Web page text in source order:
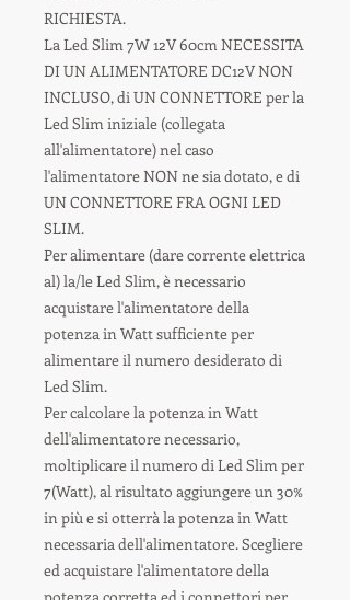
RICHIESTA.
La Led Slim 7W 12V 60cm NECESSITA
DI UN ALIMENTATORE DC12V NON
INCLUSO, di UN CONNETTORE per la
Led Slim iniziale (collegata
all'alimentatore) nel caso
l'alimentatore NON ne sia dotato, e di
UN CONNETTORE FRA OGNI LED
SLIM.
Per alimentare (dare corrente elettrica
al) la/le Led Slim, è necessario
acquistare l'alimentatore della
potenza in Watt sufficiente per
alimentare il numero desiderato di
Led Slim.
Per calcolare la potenza in Watt
dell'alimentatore necessario,
moltiplicare il numero di Led Slim per
7(Watt), al risultato aggiungere un 30%
in più e si otterrà la potenza in Watt
necessaria dell'alimentatore. Scegliere
ed acquistare l'alimentatore della